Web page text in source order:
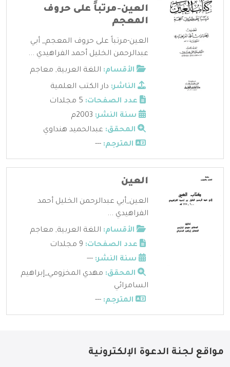
العين-مرتباً على حروف
المعجم
العين-مرتباً على حروف المعجم_ أبي
عبدالرحمن الخليل أحمد الفراهيدي ...
الأقسام: اللغة العربية, معاجم
الناشر: دار الكتب العلمية
عدد الصفحات:
سنة النشر:
المحقق: عبدالحميد هنداوي
المترجم: ---
العين
العين_أبي عبدالرحمن الخليل أحمد
الفراهيدي ...
الأقسام: اللغة العربية, معاجم
عدد الصفحات:
سنة النشر: ---
المحقق: مهدي المخزومي_إبراهيم
السامرائي
المترجم: ---
مواقع لجنة الدعوة الإلكترونية